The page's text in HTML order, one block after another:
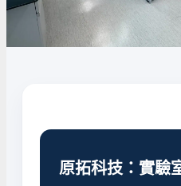
微量分注吸管pipette
實驗室攪拌器 | 振盪機 高
水
液
原拓科技：實驗